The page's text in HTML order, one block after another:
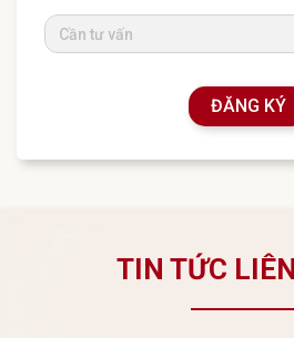
ĐĂNG KÝ
TIN TỨC